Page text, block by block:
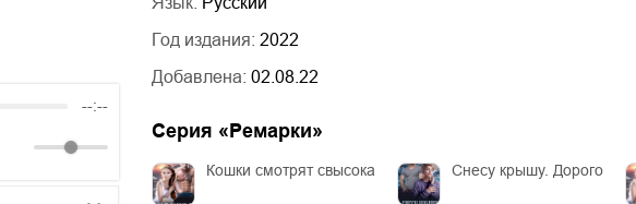
--:--
Год издания: 2022
Добавлена: 02.08.22
Серия « Ремарки»
Кошки смотрят свысока Снесу крышу. Дорого